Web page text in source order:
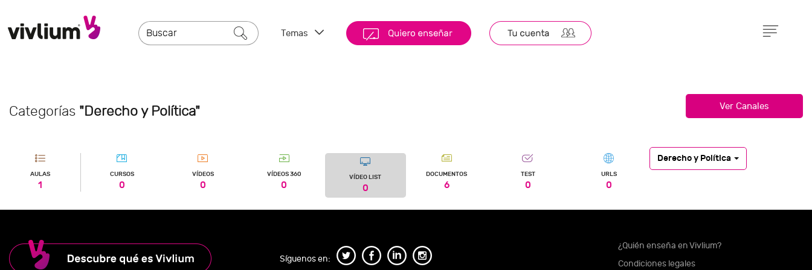
Temas
Categorías "Derecho y Política"
AULAS
1
CURSOS
0
VÍDEOS
0
VÍDEOS 360
0
VÍDEO LIST
0
DOCUMENTOS
6
TEST
0
URLS
0
Derecho y Política
Síguenos en:
¿Quién enseña en Vivlium?
Condiciones legales